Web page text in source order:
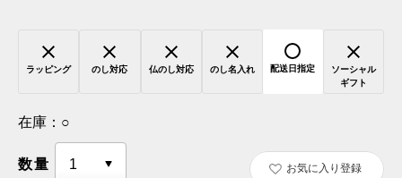
ラッピング のし対応 仏のし対応 のし名入れ 配送日指定
ソーシャル
ギフト
在庫： ○
数量 お気に入り登録